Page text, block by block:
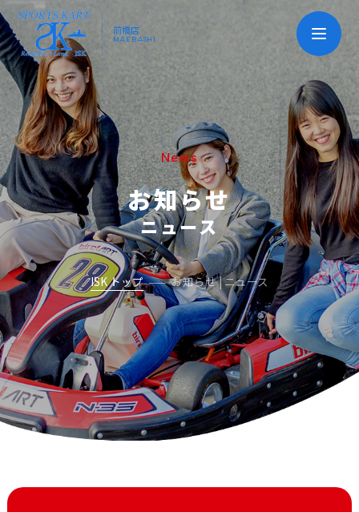
前橋店
MAEBASHI
News
お知らせ
ニュース
ISK トップ お知らせ | ニュース